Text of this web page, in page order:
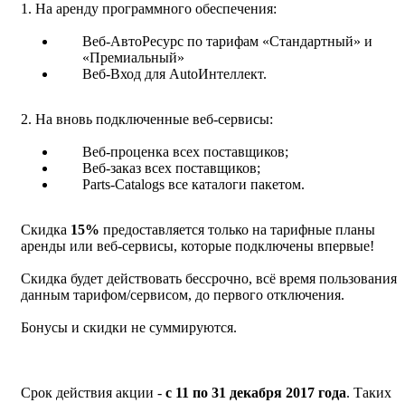
1. На аренду программного обеспечения:
Веб-АвтоРесурс по тарифам «Стандартный» и
«Премиальный»
Веб-Вход для AutoИнтеллект.
2. На вновь подключенные веб-сервисы:
Веб-проценка всех поставщиков;
Веб-заказ всех поставщиков;
Parts-Catalogs все каталоги пакетом.
Скидка 15% предоставляется только на тарифные планы
аренды или веб-сервисы, которые подключены впервые!
Скидка будет действовать бессрочно, всё время пользования
данным тарифом/сервисом, до первого отключения.
Бонусы и скидки не суммируются.
Срок действия акции - с 11 по 31 декабря 2017 года. Таких